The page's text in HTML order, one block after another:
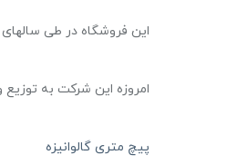
این فروشگاه در طی
امروزه این شرکت به
پیچ متری گالوانیزه